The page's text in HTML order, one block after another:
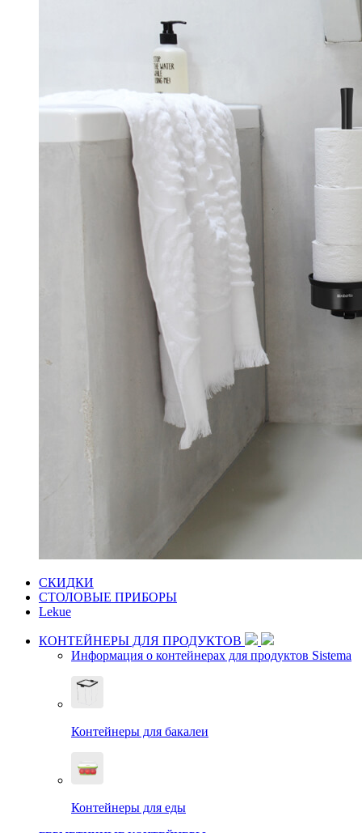
СКИДКИ
СТОЛОВЫЕ ПРИБОРЫ
Lekue
КОНТЕЙНЕРЫ ДЛЯ ПРОДУКТОВ
Информация о контейнерах для продуктов Sistema
Контейнеры для бакалеи
Контейнеры для еды